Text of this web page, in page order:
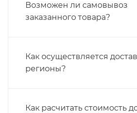
Возможен ли самовывоз
заказанного товара?
Как осуществляется
регионы?
Как расчитать стоимость